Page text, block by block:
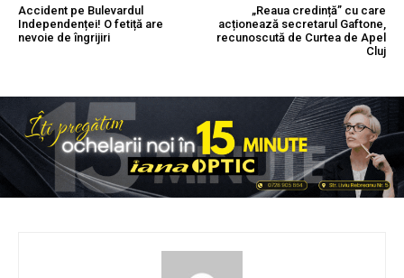
Accident pe Bulevardul
Independenței! O fetiță are
nevoie de îngrijiri
„Reaua credință” cu care
acționează secretarul Gaftone,
recunoscută de Curtea de Apel
Cluj